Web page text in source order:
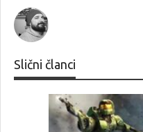
Slični članci